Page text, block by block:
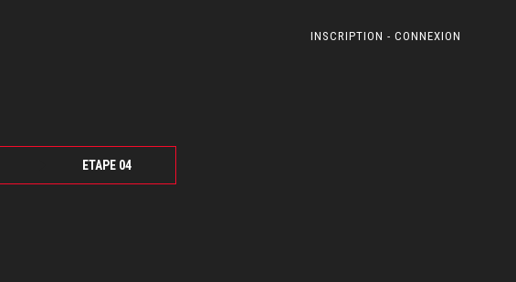
ETAPE 04
INSCRIPTION - CONNEXION